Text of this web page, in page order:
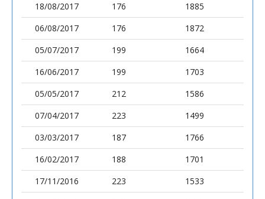
18/08/2017
176
1885
06/08/2017
176
1872
05/07/2017
199
1664
16/06/2017
199
1703
05/05/2017
212
1586
07/04/2017
223
1499
03/03/2017
187
1766
16/02/2017
188
1701
17/11/2016
223
1533